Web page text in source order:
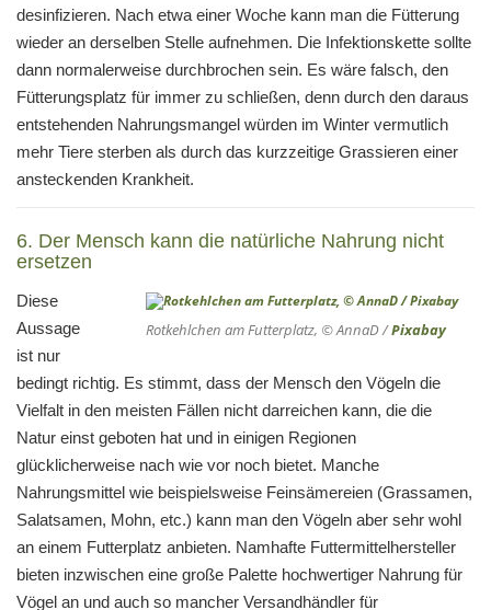
desinfizieren. Nach etwa einer Woche kann man die Fütterung
wieder an derselben Stelle aufnehmen. Die Infektionskette sollte
dann normalerweise durchbrochen sein. Es wäre falsch, den
Fütterungsplatz für immer zu schließen, denn durch den daraus
entstehenden Nahrungsmangel würden im Winter vermutlich
mehr Tiere sterben als durch das kurzzeitige Grassieren einer
ansteckenden Krankheit.
6. Der Mensch kann die natürliche Nahrung nicht
ersetzen
Rotkehlchen am Futterplatz, © AnnaD /Pixabay
Diese
Aussage
ist nur
bedingt richtig. Es stimmt, dass der Mensch den Vögeln die
Vielfalt in den meisten Fällen nicht darreichen kann, die die
Natur einst geboten hat und in einigen Regionen
glücklicherweise nach wie vor noch bietet. Manche
Nahrungsmittel wie beispielsweise Feinsämereien (Grassamen,
Salatsamen, Mohn, etc.) kann man den Vögeln aber sehr wohl
an einem Futterplatz anbieten. Namhafte Futtermittelhersteller
bieten inzwischen eine große Palette hochwertiger Nahrung für
Vögel an und auch so mancher Versandhändler für